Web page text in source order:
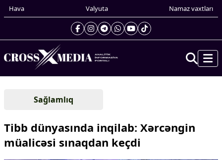
Hava Valyuta Namaz vaxtları
Gündəm
Xarici xəbərlər
Cənubi Qafqaz
Sağlamlıq
Tibb dünyasında inqilab: Xərcəngin
müalicəsi sınaqdan keçdi